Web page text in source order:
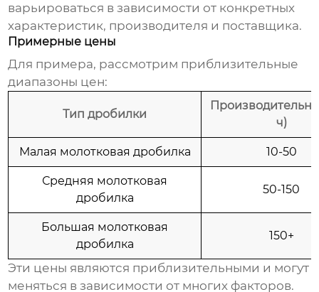
варьироваться в зависимости от конкретных
характеристик, производителя и поставщика.
Примерные цены
Для примера, рассмотрим приблизительные
диапазоны цен:
Тип дробилки
ч)
Малая молотковая дробилка 10-50
Средняя молотковая
дробилка
50-150
Большая молотковая
дробилка
150+
Эти цены являются приблизительными и могут
меняться в зависимости от многих факторов.